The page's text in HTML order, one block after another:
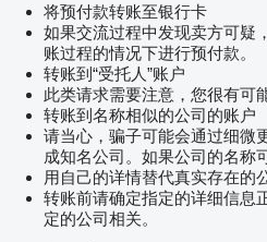
将预付款转账至银行卡
如果交流过程中发现卖方可疑
账过程的情况下进行预付款。
转账到“受托人”账户
此类请求需要注意，您很有可
转账到名称相似的公司的账户
请当心，骗子可能会通过细微
成知名公司。如果公司的名称
用自己的详情替代真实存在的
转账前请确定指定的详细信息
定的公司相关。